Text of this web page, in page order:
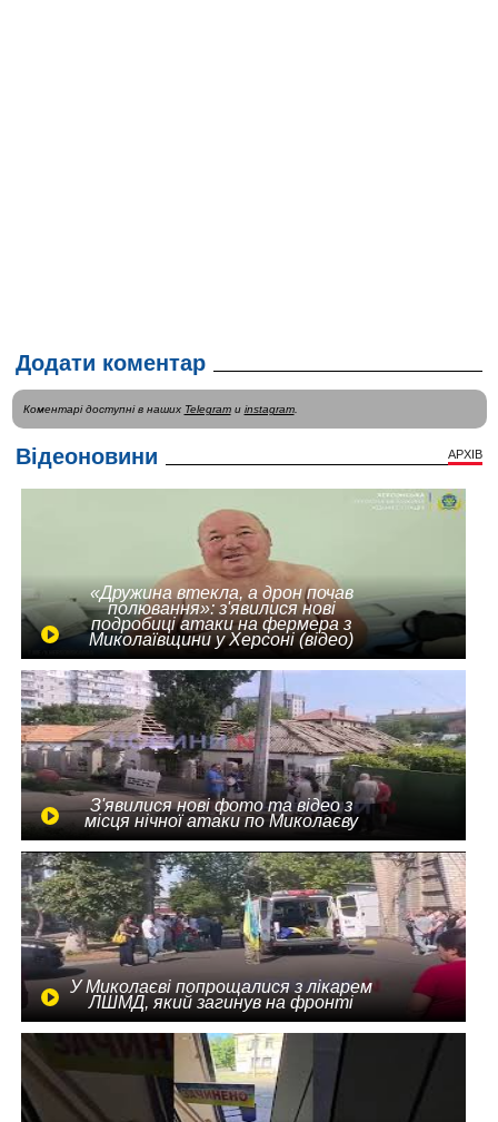
Додати коментар
Коментарі доступні в наших Telegramи instagram.
Відеоновини АРХІВ
«Дружина втекла, а дрон почав
полювання»: з'явилися нові
подробиці атаки на фермера з
Миколаївщини у Херсоні (відео)
З'явилися нові фото та відео з
місця нічної атаки по Миколаєву
У Миколаєві попрощалися з лікарем
ЛШМД, який загинув на фронті